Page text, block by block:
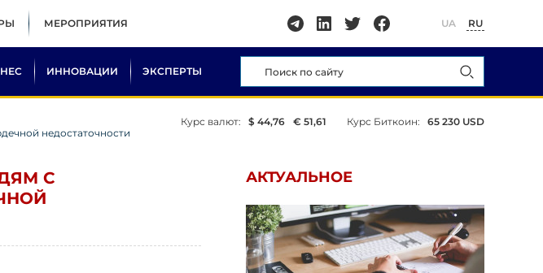
МЕРОПРИЯТИЯ UA RU
ИННОВАЦИИ ЭКСПЕРТЫ
недостаточности
Курс валют: $ 44,76 € 51,61 Курс Биткоин: 65 230 USD
С
АКТУАЛЬНОЕ